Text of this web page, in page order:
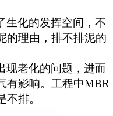
生化的发挥空间，不
的理由，排不排泥的
现老化的问题，进而
有影响。工程中MBR
排。